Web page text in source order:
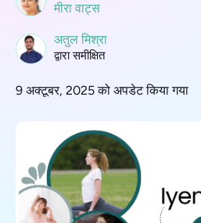
मीरा वाट्स
अतुल मिश्रा
द्वारा समीक्षित
9 अक्टूबर, 2025 को अपडेट किया गया